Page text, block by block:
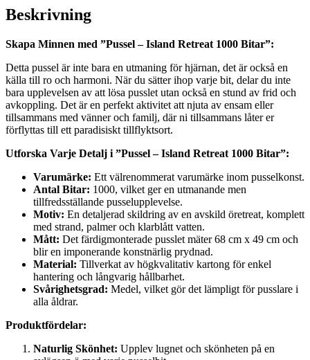
Beskrivning
Skapa Minnen med ”Pussel – Island Retreat 1000 Bitar”:
Detta pussel är inte bara en utmaning för hjärnan, det är också en
källa till ro och harmoni. När du sätter ihop varje bit, delar du inte
bara upplevelsen av att lösa pusslet utan också en stund av frid och
avkoppling. Det är en perfekt aktivitet att njuta av ensam eller
tillsammans med vänner och familj, där ni tillsammans låter er
förflyttas till ett paradisiskt tillflyktsort.
Utforska Varje Detalj i ”Pussel – Island Retreat 1000 Bitar”:
Varumärke: Ett välrenommerat varumärke inom pusselkonst.
Antal Bitar: 1000, vilket ger en utmanande men
tillfredsställande pusselupplevelse.
Motiv: En detaljerad skildring av en avskild öretreat, komplett
med strand, palmer och klarblått vatten.
Mått: Det färdigmonterade pusslet mäter 68 cm x 49 cm och
blir en imponerande konstnärlig prydnad.
Material: Tillverkat av högkvalitativ kartong för enkel
hantering och långvarig hållbarhet.
Svårighetsgrad: Medel, vilket gör det lämpligt för pusslare i
alla åldrar.
Produktfördelar:
Naturlig Skönhet: Upplev lugnet och skönheten på en